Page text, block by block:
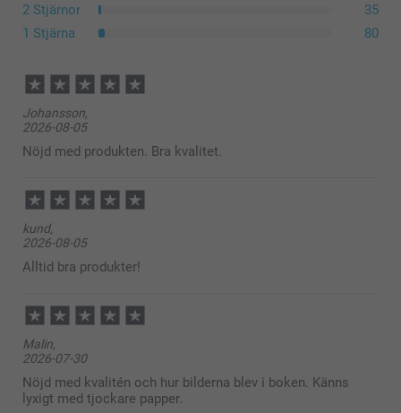
här
2 Stjärnor
35
1 Stjärna
80
Johansson,
2026-08-05
Nöjd med produkten. Bra kvalitet.
kund,
2026-08-05
Alltid bra produkter!
Malin,
2026-07-30
Nöjd med kvalitén och hur bilderna blev i boken. Känns
lyxigt med tjockare papper.